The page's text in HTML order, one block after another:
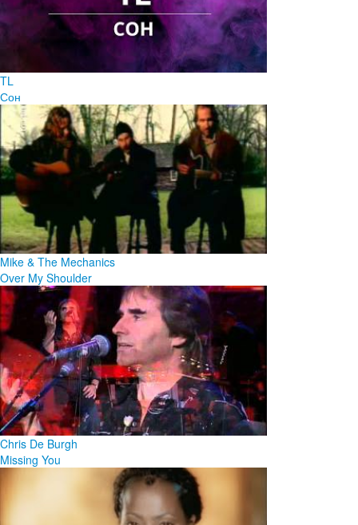
TL
Сон
Mike & The Mechanics
Over My Shoulder
Chris De Burgh
Missing You